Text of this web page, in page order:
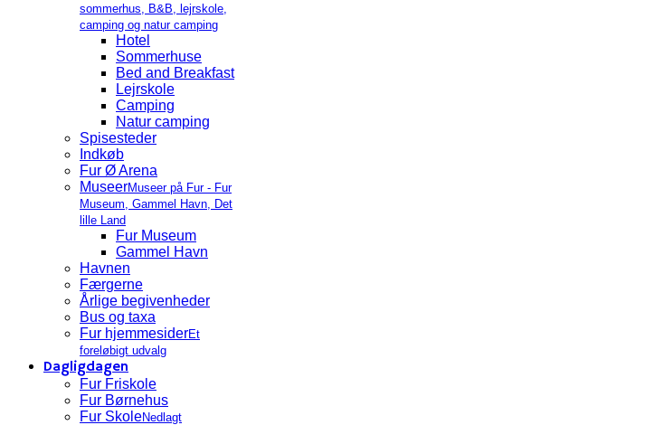
sommerhus, B&B, lejrskole,
camping og natur camping
Hotel
Sommerhuse
Bed and Breakfast
Lejrskole
Camping
Natur camping
Spisesteder
Indkøb
Fur Ø Arena
MuseerMuseer på Fur - Fur
Museum, Gammel Havn, Det
lille Land
Fur Museum
Gammel Havn
Havnen
Færgerne
Årlige begivenheder
Bus og taxa
Fur hjemmesiderEt
foreløbigt udvalg
Dagligdagen
Fur Friskole
Fur Børnehus
Fur SkoleNedlagt